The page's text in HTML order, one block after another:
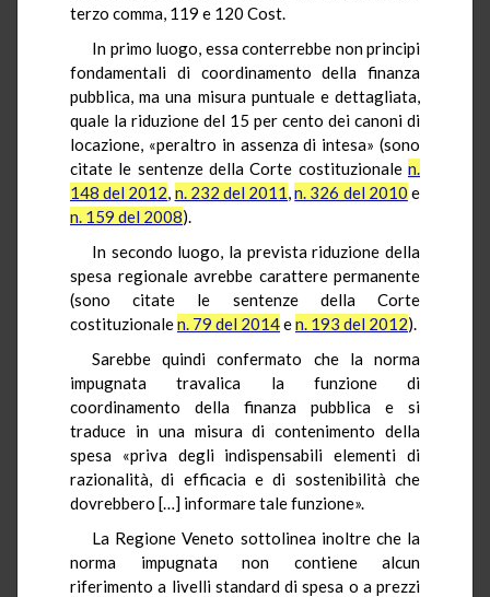
terzo comma, 119 e 120 Cost.
In primo luogo, essa conterrebbe non principi
fondamentali di coordinamento della finanza
pubblica, ma una misura puntuale e dettagliata,
quale la riduzione del 15 per cento dei canoni di
locazione, «peraltro in assenza di intesa» (sono
citate le sentenze della Corte costituzionale n.
148 del 2012, n. 232 del 2011,n. 326 del 2010 e
n. 159 del 2008).
In secondo luogo, la prevista riduzione della
spesa regionale avrebbe carattere permanente
(sono citate le sentenze della Corte
costituzionalen. 79 del 2014en. 193 del 2012).
Sarebbe quindi confermato che la norma
impugnata travalica la funzione di
coordinamento della finanza pubblica e si
traduce in una misura di contenimento della
spesa «priva degli indispensabili elementi di
razionalità, di efficacia e di sostenibilità che
dovrebbero […] informare tale funzione».
La Regione Veneto sottolinea inoltre che la
norma impugnata non contiene alcun
riferimento a livelli standard di spesa o a prezzi